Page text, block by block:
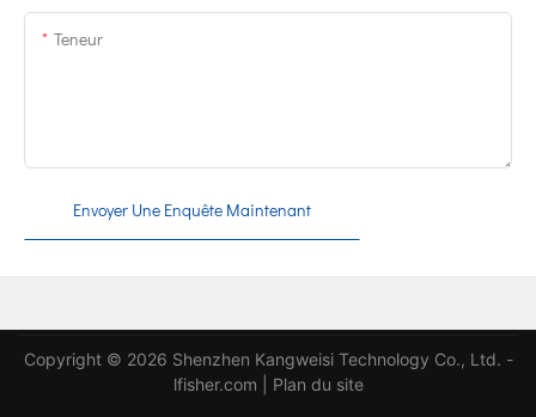
Teneur
Envoyer Une Enquête Maintenant
Copyright © 2026 Shenzhen Kangweisi Technology Co., Ltd. -
lfisher.com
Plan du site